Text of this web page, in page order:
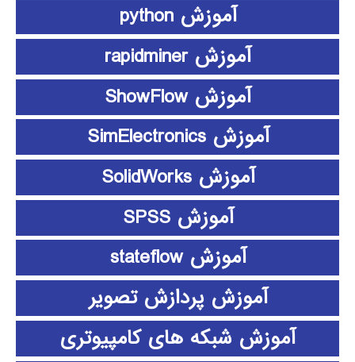
آموزش python
آموزش rapidminer
آموزش ShowFlow
آموزش SimElectronics
آموزش SolidWorks
آموزش SPSS
آموزش stateflow
آموزش پردازش تصویر
آموزش شبکه های کامپیوتری